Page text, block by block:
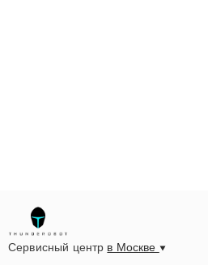
Сервисный центр в Москве